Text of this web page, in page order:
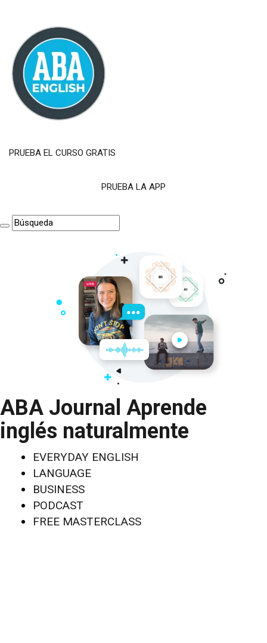
PRUEBA EL CURSO GRATIS
PRUEBA LA APP
ABA Journal Aprende
inglés naturalmente
EVERYDAY ENGLISH
LANGUAGE
BUSINESS
PODCAST
FREE MASTERCLASS